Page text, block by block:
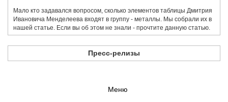
Мало кто задавался вопросом, сколько элементов таблицы Дмитрия
Ивановича Менделеева входят в группу - металлы. Мы собрали их в
нашей статье. Если вы об этом не знали - прочтите данную статью.
Пресс-релизы
Меню